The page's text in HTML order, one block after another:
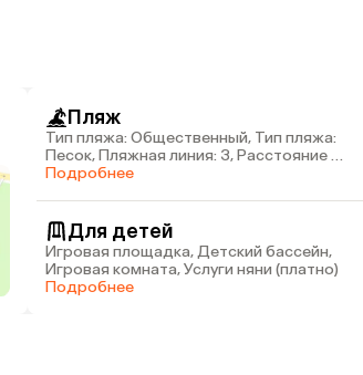
Пляж
Тип пляжа: Общественный, Тип пляжа:
Песок, Пляжная линия: 3, Расстояние до
пляжа: 82 км
Подробнее
Для детей
Игровая площадка, Детский бассейн,
Игровая комната, Услуги няни (платно)
Подробнее